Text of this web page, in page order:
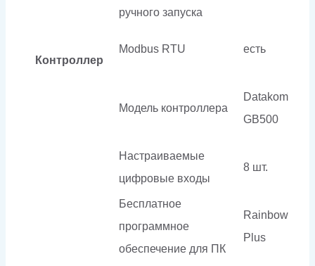
Контроллер
ручного запуска
Modbus RTU есть
Модель контроллера
Datakom
GB500
Настраиваемые
цифровые входы
8 шт.
Бесплатное
программное
обеспечение для ПК
Rainbow
Plus